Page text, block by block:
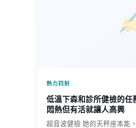
熱力四射
低溫下森和診所健檢的任
悶熱但有活就讓人高興
超音波健檢 她的天秤座本能